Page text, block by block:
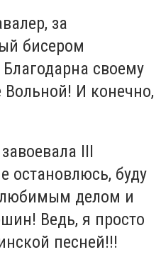
за
бисером
своему
И конечно,
III
остановлюсь, буду
делом и
Ведь, я просто
песней!!!